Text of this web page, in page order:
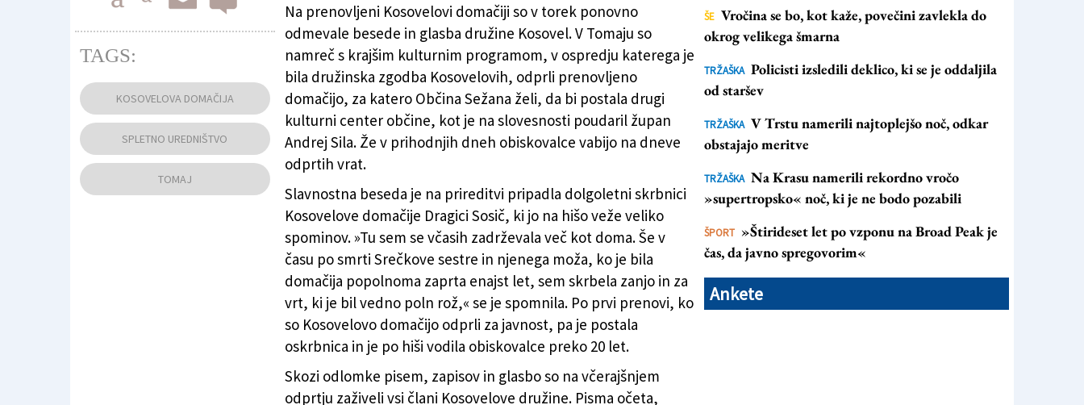
Slovesnost pred prenovljeno Kosovelovo domačijo (MARKO PLETERSKI - XOD)
Na prenovljeni Kosovelovi domačiji so v torek ponovno
odmevale besede in glasba družine Kosovel. V Tomaju so
namreč s krajšim kulturnim programom, v ospredju katerega je
bila družinska zgodba Kosovelovih, odprli prenovljeno
domačijo, za katero Občina Sežana želi, da bi postala drugi
kulturni center občine, kot je na slovesnosti poudaril župan
Andrej Sila. Že v prihodnjih dneh obiskovalce vabijo na dneve
odprtih vrat.
Slavnostna beseda je na prireditvi pripadla dolgoletni skrbnici
Kosovelove domačije Dragici Sosič, ki jo na hišo veže veliko
spominov. »Tu sem se včasih zadrževala več kot doma. Še v
času po smrti Srečkove sestre in njenega moža, ko je bila
domačija popolnoma zaprta enajst let, sem skrbela zanjo in za
vrt, ki je bil vedno poln rož,« se je spomnila. Po prvi prenovi, ko
so Kosovelovo domačijo odprli za javnost, pa je postala
oskrbnica in je po hiši vodila obiskovalce preko 20 let.
Skozi odlomke pisem, zapisov in glasbo so na včerajšnjem
odprtju zaživeli vsi člani Kosovelove družine. Pisma očeta,
TAGS:
KOSOVELOVA DOMAČIJA
SPLETNO UREDNIŠTVO
TOMAJ
ŠE Vročina se bo, kot kaže, povečini zavlekla do
okrog velikega šmarna
TRŽAŠKA Policisti izsledili deklico, ki se je oddaljila
od staršev
TRŽAŠKA V Trstu namerili najtoplejšo noč, odkar
obstajajo meritve
TRŽAŠKA Na Krasu namerili rekordno vročo
»supertropsko« noč, ki je ne bodo pozabili
ŠPORT »Štirideset let po vzponu na Broad Peak je
čas, da javno spregovorim«
Ankete